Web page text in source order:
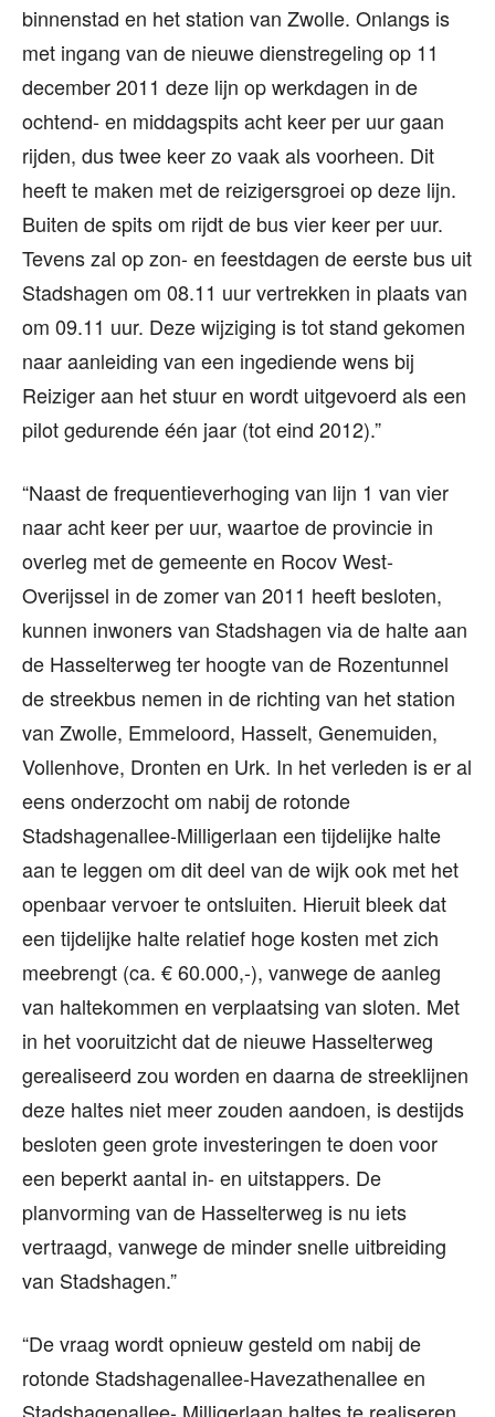
binnenstad en het station van Zwolle. Onlangs is
met ingang van de nieuwe dienstregeling op 11
december 2011 deze lijn op werkdagen in de
ochtend- en middagspits acht keer per uur gaan
rijden, dus twee keer zo vaak als voorheen. Dit
heeft te maken met de reizigersgroei op deze lijn.
Buiten de spits om rijdt de bus vier keer per uur.
Tevens zal op zon- en feestdagen de eerste bus uit
Stadshagen om 08.11 uur vertrekken in plaats van
om 09.11 uur. Deze wijziging is tot stand gekomen
naar aanleiding van een ingediende wens bij
Reiziger aan het stuur en wordt uitgevoerd als een
pilot gedurende één jaar (tot eind 2012).”
“Naast de frequentieverhoging van lijn 1 van vier
naar acht keer per uur, waartoe de provincie in
overleg met de gemeente en Rocov West-
Overijssel in de zomer van 2011 heeft besloten,
kunnen inwoners van Stadshagen via de halte aan
de Hasselterweg ter hoogte van de Rozentunnel
de streekbus nemen in de richting van het station
van Zwolle, Emmeloord, Hasselt, Genemuiden,
Vollenhove, Dronten en Urk. In het verleden is er al
eens onderzocht om nabij de rotonde
Stadshagenallee-Milligerlaan een tijdelijke halte
aan te leggen om dit deel van de wijk ook met het
openbaar vervoer te ontsluiten. Hieruit bleek dat
een tijdelijke halte relatief hoge kosten met zich
meebrengt (ca. € 60.000,-), vanwege de aanleg
van haltekommen en verplaatsing van sloten. Met
in het vooruitzicht dat de nieuwe Hasselterweg
gerealiseerd zou worden en daarna de streeklijnen
deze haltes niet meer zouden aandoen, is destijds
besloten geen grote investeringen te doen voor
een beperkt aantal in- en uitstappers. De
planvorming van de Hasselterweg is nu iets
vertraagd, vanwege de minder snelle uitbreiding
van Stadshagen.”
“De vraag wordt opnieuw gesteld om nabij de
rotonde Stadshagenallee-Havezathenallee en